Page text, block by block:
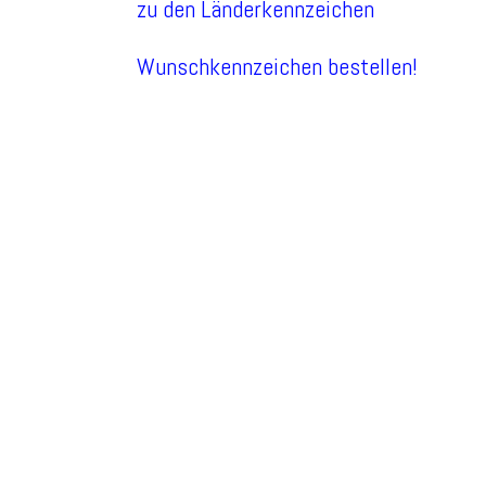
zu den Länderkennzeichen
Wunschkennzeichen bestellen!